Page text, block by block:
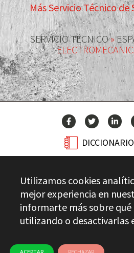
Más Servicio Técnico
SERVICIO TÉCNICO»
Stayer.es ©
PRIVACIDAD
CANAL ÉTICO
Utilizamos cookies
mejor experiencia en
informarte más sobre
utilizando o desactivarlas